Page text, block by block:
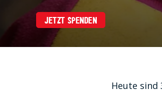
JETZT SPENDEN
Heute sind